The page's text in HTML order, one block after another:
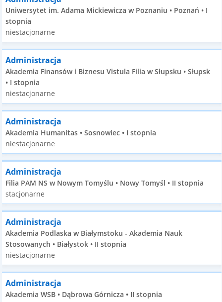
Uniwersytet im. Adama Mickiewicza w Poznaniu • Poznań • I
stopnia
niestacjonarne
Administracja
Akademia Finansów i Biznesu Vistula Filia w Słupsku • Słupsk
• I stopnia
niestacjonarne
Administracja
Akademia Humanitas • Sosnowiec • I stopnia
niestacjonarne
Administracja
Filia PAM NS w Nowym Tomyślu • Nowy Tomyśl • II stopnia
stacjonarne
Administracja
Akademia Podlaska w Białymstoku - Akademia Nauk
Stosowanych • Białystok • II stopnia
niestacjonarne
Administracja
Akademia WSB • Dąbrowa Górnicza • II stopnia